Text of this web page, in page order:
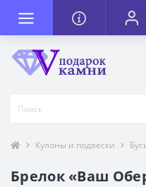
Кулоны и подвески
Брелок «Ваш